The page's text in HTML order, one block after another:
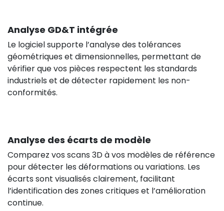
Analyse GD&T intégrée
Le logiciel supporte l’analyse des tolérances
géométriques et dimensionnelles, permettant de
vérifier que vos pièces respectent les standards
industriels et de détecter rapidement les non-
conformités.
Analyse des écarts de modèle
Comparez vos scans 3D à vos modèles de référence
pour détecter les déformations ou variations. Les
écarts sont visualisés clairement, facilitant
l’identification des zones critiques et l’amélioration
continue.